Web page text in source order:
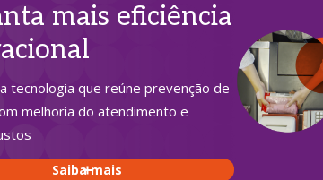
mais eficiência
tecnologia que reúne prevenção de
melhoria do atendimento e
Saiba mais